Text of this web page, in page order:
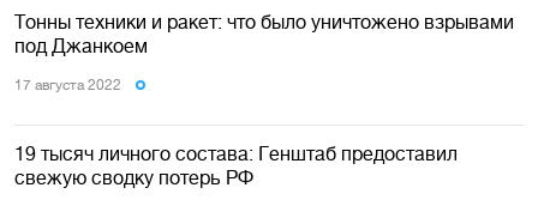
Тонны техники и ракет: что было уничтожено взрывами
под Джанкоем
17 августа 2022
19 тысяч личного состава: Генштаб предоставил
свежую сводку потерь РФ